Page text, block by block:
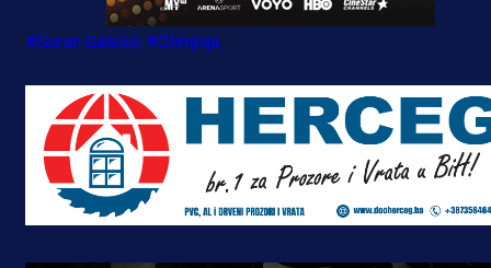
#Goran Galešić #Olimpija